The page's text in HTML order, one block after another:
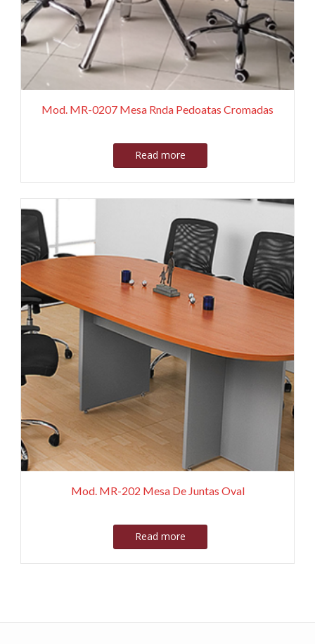
Mod. MR-0207 Mesa Rnda Pedoatas Cromadas
Read more
Mod. MR-202 Mesa De Juntas Oval
Read more